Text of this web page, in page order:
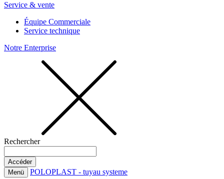
Service & vente
Équipe Commerciale
Service technique
Notre Enterprise
Rechercher
Menü POLOPLAST - tuyau systeme